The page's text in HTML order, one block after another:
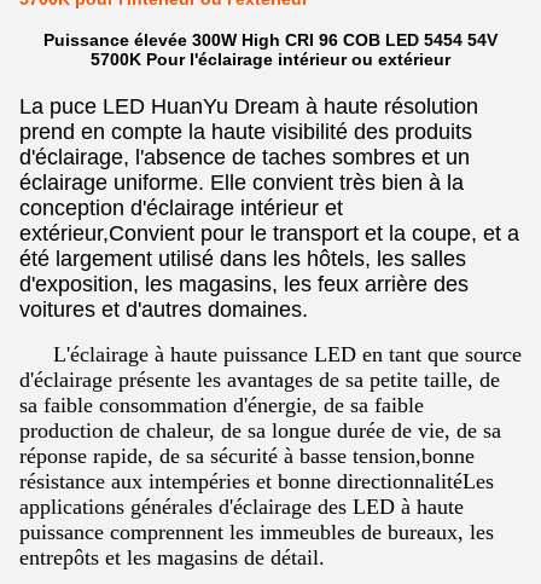
Puissance élevée 300W High CRI 96 COB LED 5454 54V
5700K Pour l'éclairage intérieur ou extérieur
La puce LED HuanYu Dream à haute résolution
prend en compte la haute visibilité des produits
d'éclairage, l'absence de taches sombres et un
éclairage uniforme. Elle convient très bien à la
conception d'éclairage intérieur et
extérieur,Convient pour le transport et la coupe, et a
été largement utilisé dans les hôtels, les salles
d'exposition, les magasins, les feux arrière des
voitures et d'autres domaines.
L'éclairage à haute puissance LED en tant que source
d'éclairage présente les avantages de sa petite taille, de
sa faible consommation d'énergie, de sa faible
production de chaleur, de sa longue durée de vie, de sa
réponse rapide, de sa sécurité à basse tension,bonne
résistance aux intempéries et bonne directionnalitéLes
applications générales d'éclairage des LED à haute
puissance comprennent les immeubles de bureaux, les
entrepôts et les magasins de détail.